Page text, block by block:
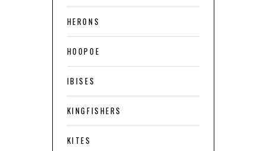
HERONS
HOOPOE
IBISES
KINGFISHERS
KITES